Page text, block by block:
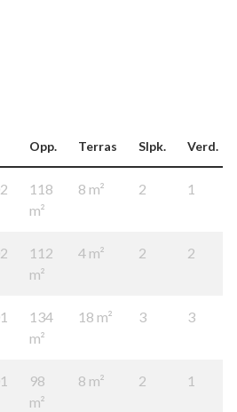
Opp. Terras Slpk. Verd.
118
m²
8 m² 2 1
112
m²
4 m² 2 2
134
m²
18 m² 3 3
98
m²
8 m² 2 1